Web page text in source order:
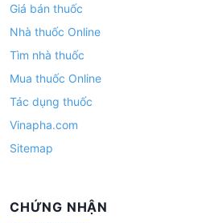
Giá bán thuốc
Nhà thuốc Online
Tìm nhà thuốc
Mua thuốc Online
Tác dụng thuốc
Vinapha.com
Sitemap
CHỨNG NHẬN